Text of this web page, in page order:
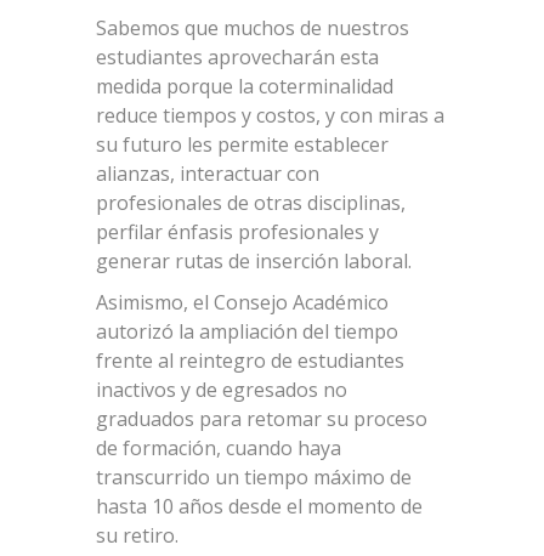
Sabemos que muchos de nuestros
estudiantes aprovecharán esta
medida porque la coterminalidad
reduce tiempos y costos, y con miras a
su futuro les permite establecer
alianzas, interactuar con
profesionales de otras disciplinas,
perfilar énfasis profesionales y
generar rutas de inserción laboral.
Asimismo, el Consejo Académico
autorizó la ampliación del tiempo
frente al reintegro de estudiantes
inactivos y de egresados no
graduados para retomar su proceso
de formación, cuando haya
transcurrido un tiempo máximo de
hasta 10 años desde el momento de
su retiro.